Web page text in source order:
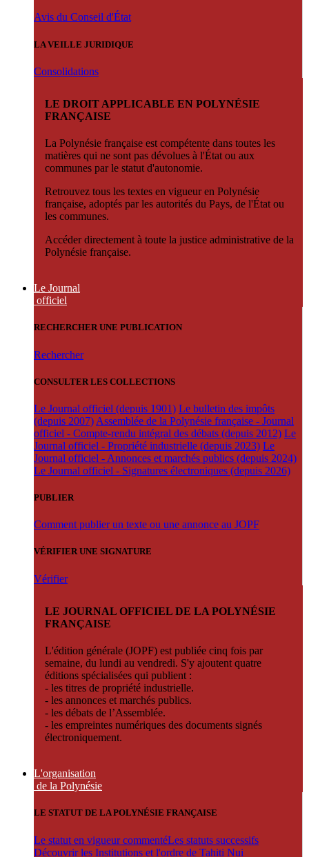
Avis du Conseil d'État
LA VEILLE JURIDIQUE
Consolidations
LE DROIT APPLICABLE EN POLYNÉSIE
FRANÇAISE
La Polynésie française est compétente dans toutes les
matières qui ne sont pas dévolues à l'État ou aux
communes par le statut d'autonomie.
Retrouvez tous les textes en vigueur en Polynésie
française, adoptés par les autorités du Pays, de l'État ou
les communes.
Accéder directement à toute la justice administrative de la
Polynésie française.
Le Journal
officiel
RECHERCHER UNE PUBLICATION
Rechercher
CONSULTER LES COLLECTIONS
Le Journal officiel (depuis 1901) Le bulletin des impôts
(depuis 2007) Assemblée de la Polynésie française - Journal
officiel - Compte-rendu intégral des débats (depuis 2012) Le
Journal officiel - Propriété industrielle (depuis 2023) Le
Journal officiel - Annonces et marchés publics (depuis 2024)
Le Journal officiel - Signatures électroniques (depuis 2026)
PUBLIER
Comment publier un texte ou une annonce au JOPF
VÉRIFIER UNE SIGNATURE
Vérifier
LE JOURNAL OFFICIEL DE LA POLYNÉSIE
FRANÇAISE
L'édition générale (JOPF) est publiée cinq fois par
semaine, du lundi au vendredi. S'y ajoutent quatre
éditions spécialisées qui publient :
- les titres de propriété industrielle.
- les annonces et marchés publics.
- les débats de l’Assemblée.
- les empreintes numériques des documents signés
électroniquement.
L'organisation
de la Polynésie
LE STATUT DE LA POLYNÉSIE FRANÇAISE
Le statut en vigueur commentéLes statuts successifs
Découvrir les Institutions et l'ordre de Tahiti Nui